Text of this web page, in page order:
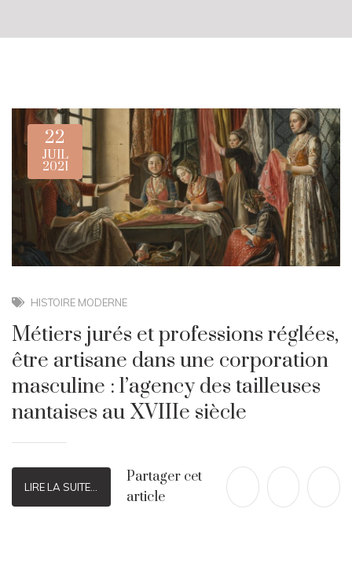
22
JUIL
2021
HISTOIRE MODERNE
Métiers jurés et professions réglées,
être artisane dans une corporation
masculine : l’agency des tailleuses
nantaises au XVIIIe siècle
LIRE LA SUITE...
Partager cet
article